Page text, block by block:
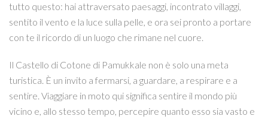
tutto questo: hai attraversato paesaggi, incontrato villaggi,
sentito il vento e la luce sulla pelle, e ora sei pronto a portare
con te il ricordo di un luogo che rimane nel cuore.
Il Castello di Cotone di Pamukkale non è solo una meta
turistica. È un invito a fermarsi, a guardare, a respirare e a
sentire. Viaggiare in moto qui significa sentire il mondo più
vicino e, allo stesso tempo, percepire quanto esso sia vasto e